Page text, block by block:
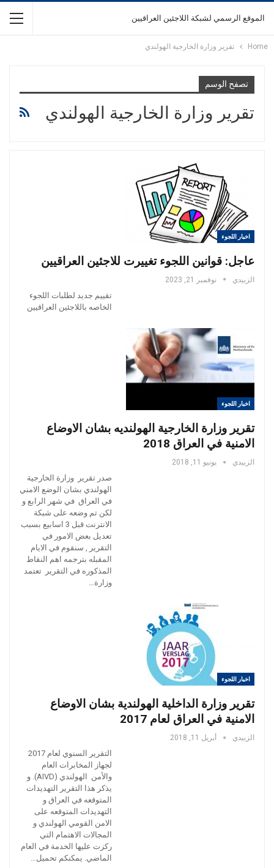
الموقع الرسمي لشبكة اللاجئين العراقيين
Home تقرير وزارة الخارجية الهولندي
تصفح الوسم
تقرير وزارة الخارجية الهولندي
اخبار اللجوء
عاجل: قوانين اللجوء تغييرت للاجئين العراقيين
الزبيدي نوفمبر 21, 2023
تقييم جديد لطلبات اللجوء
الخاصه باللاجئين العراقيين
اخبار اللجوء
تقرير وزارة الخارجية الهولنديه بشان الاوضاع
الامنية في العراق 2018
الزبيدي يونيو 11, 2018
صدر تقرير وزارة الخارجية
الهولندي بشان الوضع الامني
في العراق في شهر الرابع و
لكن تم وضعه على شبكة
الانترنت قبل 3 اسابيع بسبب
تعديل بعض الامور في
التقرير , سنقوم في الايام
المقبله بترجمه اهم النقاط
المذكوره في التقرير تعتمد
وزارة…
اخبار اللجوء
تقرير وزارة الداخلية الهولندية بشان الاوضاع
الامنية في العراق لعام 2017
الزبيدي أبريل 11, 2018
التقرير السنوي لعام 2017
لجهاز المخابرات العام
والأمن الهولندي (AIVD). و
يذكر هذا التقرير التهديدات
المتوقعه في العراق و
التهديدات المتوقعه على
الامن القومي الهولندي و
المجالات الاهتمام التي
ركزت عليها الخدمة في العام
الماضي. يمكنكم تحميل…